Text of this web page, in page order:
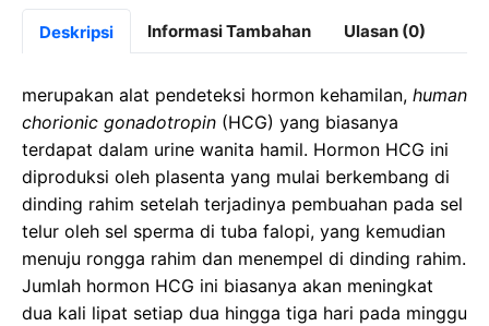
c
b
o
o
k
st
d
o
n
at
s
A
p
p
e
gr
a
m
Deskripsi Informasi Tambahan Ulasan (0)
merupakan alat pendeteksi hormon kehamilan, human
chorionic gonadotropin (HCG) yang biasanya
terdapat dalam urine wanita hamil. Hormon HCG ini
diproduksi oleh plasenta yang mulai berkembang di
dinding rahim setelah terjadinya pembuahan pada sel
telur oleh sel sperma di tuba falopi, yang kemudian
menuju rongga rahim dan menempel di dinding rahim.
Jumlah hormon HCG ini biasanya akan meningkat
dua kali lipat setiap dua hingga tiga hari pada minggu